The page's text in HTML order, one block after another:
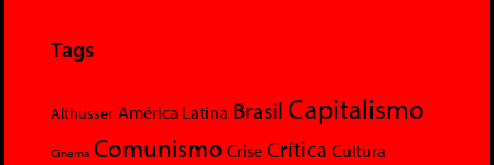
Tags
Althusser América Latina Brasil Capitalismo
Cinema Comunismo Crise Crítica Cultura